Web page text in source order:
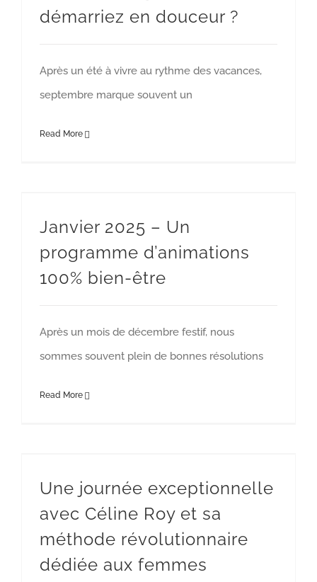
démarriez en douceur ?
Après un été à vivre au rythme des vacances,
septembre marque souvent un
Read More
Janvier 2025 – Un
programme d’animations
100% bien-être
Après un mois de décembre festif, nous
sommes souvent plein de bonnes résolutions
Read More
Une journée exceptionnelle
avec Céline Roy et sa
méthode révolutionnaire
dédiée aux femmes